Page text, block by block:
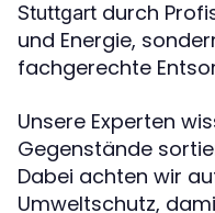
Stuttgart durch
und Energie,
fachgerechte
Unsere Experten
Gegenstände
Dabei achten wir
Umweltschutz,